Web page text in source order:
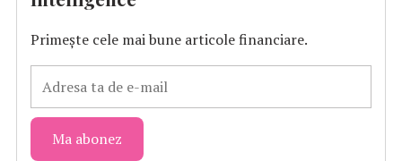
Primește cele mai bune articole financiare.